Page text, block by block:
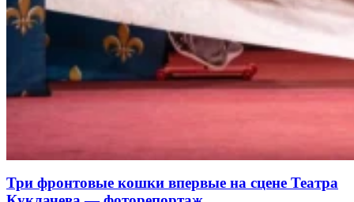
Три фронтовые кошки впервые на сцене Театра